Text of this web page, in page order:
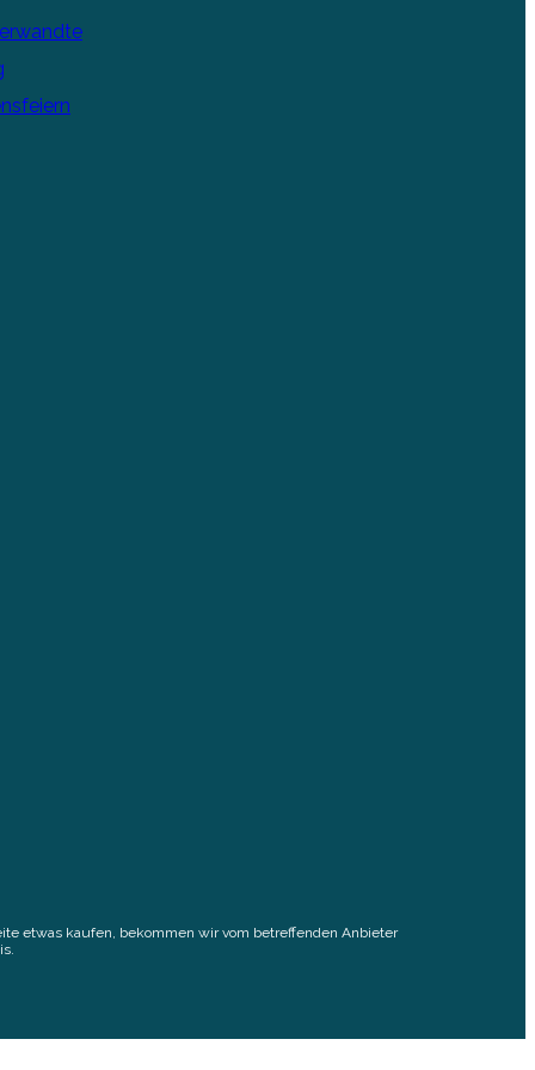
etwas kaufen, bekommen wir vom betreffenden Anbieter